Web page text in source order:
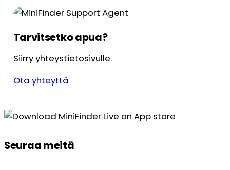
Tarvitsetko apua?
Siirry yhteystietosivulle.
Ota yhteyttä
Seuraa meitä